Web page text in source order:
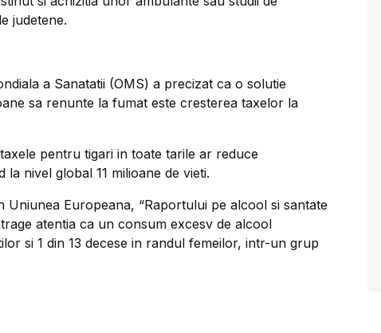
judetene.
a Sanatatii (OMS) a precizat ca o solutie
sa renunte la fumat este cresterea taxelor la
pentru tigari in toate tarile ar reduce
nivel global 11 milioane de vieti.
Europeana, “Raportului pe alcool si santate
atentia ca un consum excesv de alcool
si 1 din 13 decese in randul femeilor, intr-un grup